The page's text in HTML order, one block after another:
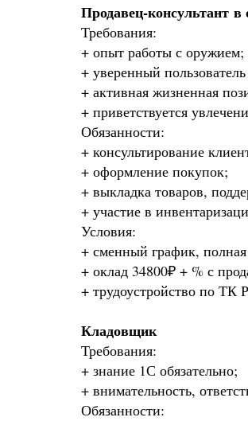
Продавец-консультант
Требования:
+ опыт работы с оружием;
+ уверенный
+ активная жизненная
+ приветствуется
Обязанности:
+ консультирование
+ оформление покупок;
+ выкладка товаров,
+ участие в
Условия:
+ сменный график, полная
+ оклад 34800₽ + % с
+ трудоустройство по ТК
Кладовщик
Требования:
+ знание 1С обязательно;
+ внимательность,
Обязанности: